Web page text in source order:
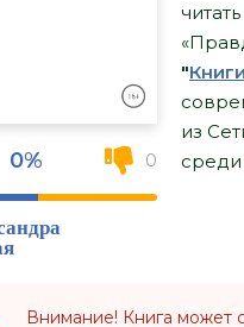
0% 0
"Книги
из
среди
Внимание! Книга может